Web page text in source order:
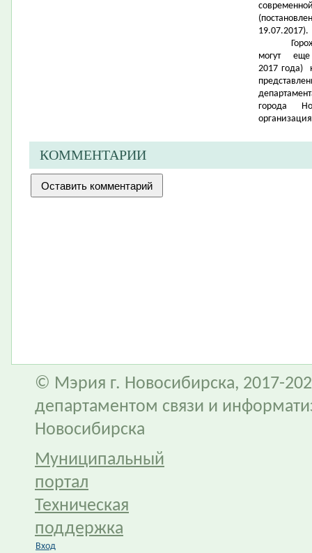
19.07.2017).
могут
2017 года)
города
КОММЕНТАРИИ
© Мэрия г. Новосибирска, 2017-
департаментом связи и
Новосибирска
Муниципальный
портал
Техническая
поддержка
Вход